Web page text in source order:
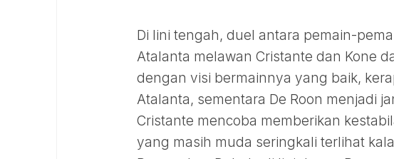
Di lini tengah, duel antara pemain-
Atalanta melawan Cristante dan Kone
dengan visi bermainnya yang baik,
Atalanta, sementara De Roon menjadi
Cristante mencoba memberikan
yang masih muda seringkali terlihat